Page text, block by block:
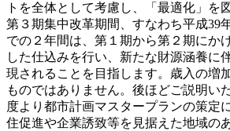
トを全体として考慮し、「最適化」を
第３期集中改革期間、すなわち平成39
での２年間は、第１期から第２期にか
した仕込みを行い、新たな財源涵養に
現されることを目指します。歳入の増
ものではありません。後ほどご説明い
度より都市計画マスタープランの策定
住促進や企業誘致等を見据えた地域の